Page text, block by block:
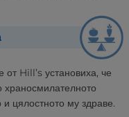
Hill’s установиха, че
цялостното му здраве.